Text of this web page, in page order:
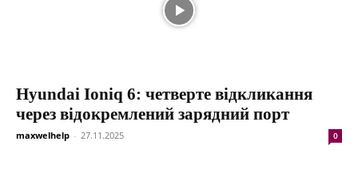
Hyundai Ioniq 6: четверте відкликання
через відокремлений зарядний порт
maxwelhelp - 27.11.2025 0